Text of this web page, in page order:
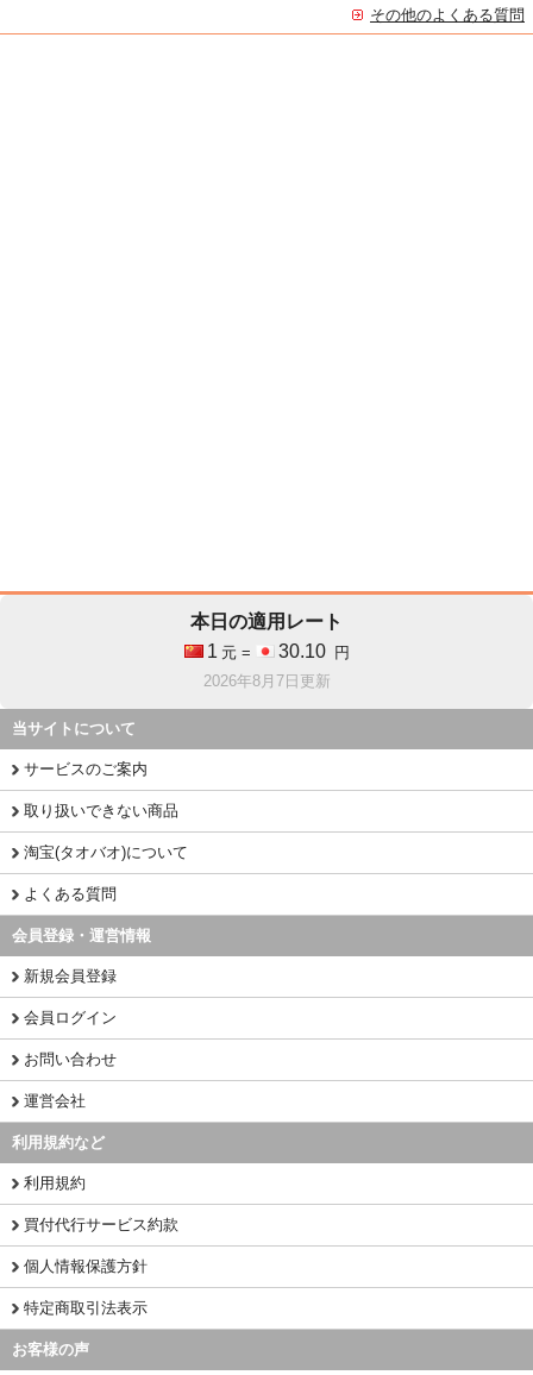
その他のよくある質問
本日の適用レート
1 元 = 30.10
円
2026年8月7日更新
当サイトについて
サービスのご案内
取り扱いできない商品
淘宝(タオバオ)について
よくある質問
会員登録・運営情報
新規会員登録
会員ログイン
お問い合わせ
運営会社
利用規約など
利用規約
買付代行サービス約款
個人情報保護方針
特定商取引法表示
お客様の声